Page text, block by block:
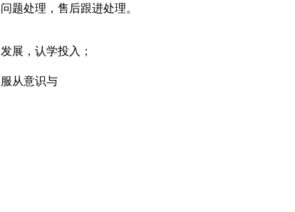
题处理，售后跟进处理。
展，认学投入；
从意识与